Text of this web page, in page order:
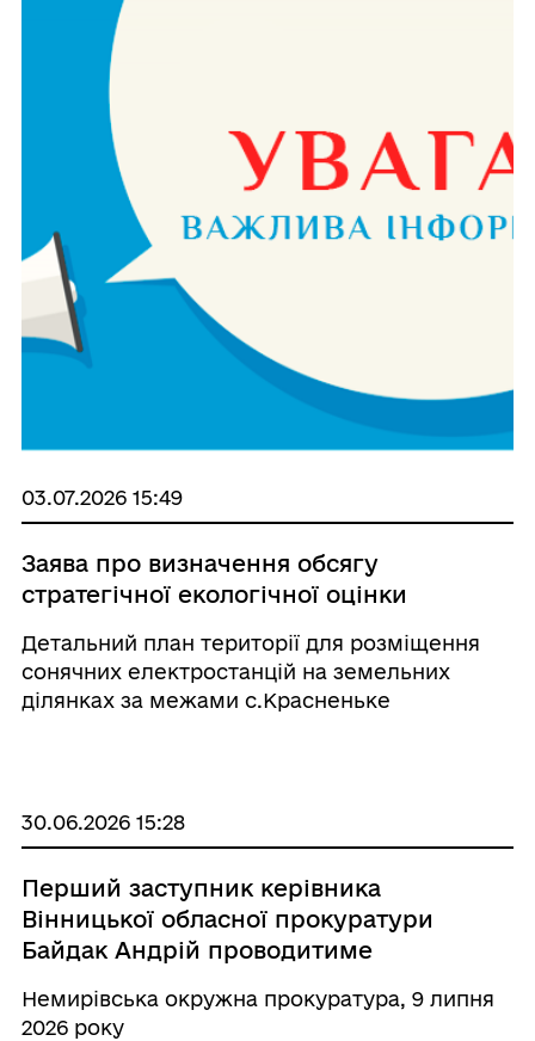
03.07.2026 15:49
Заява про визначення обсягу
стратегічної екологічної оцінки
Детальний план території для розміщення
сонячних електростанцій на земельних
ділянках за межами с.Красненьке
30.06.2026 15:28
Перший заступник керівника
Вінницької обласної прокуратури
Байдак Андрій проводитиме
Немирівська окружна прокуратура, 9 липня
2026 року